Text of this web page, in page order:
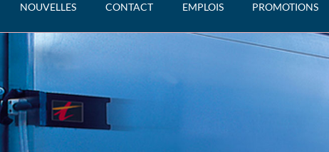
NOUVELLES CONTACT EMPLOIS PROMOTIONS